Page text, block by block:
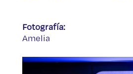
Fotografía:
Amelia